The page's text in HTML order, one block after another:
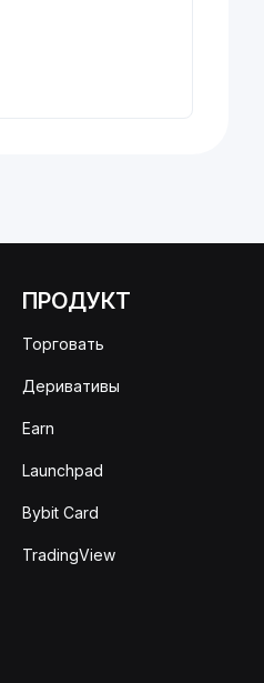
ПРОДУКТ
Торговать
Деривативы
Earn
Launchpad
Bybit Card
TradingView